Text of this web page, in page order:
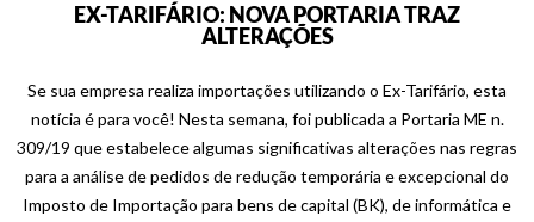
EX-TARIFÁRIO: NOVA PORTARIA TRAZ
ALTERAÇÕES
Se sua empresa realiza importações utilizando o Ex-Tarifário, esta
notícia é para você! Nesta semana, foi publicada a Portaria ME n.
309/19 que estabelece algumas significativas alterações nas regras
para a análise de pedidos de redução temporária e excepcional do
Imposto de Importação para bens de capital (BK), de informática e